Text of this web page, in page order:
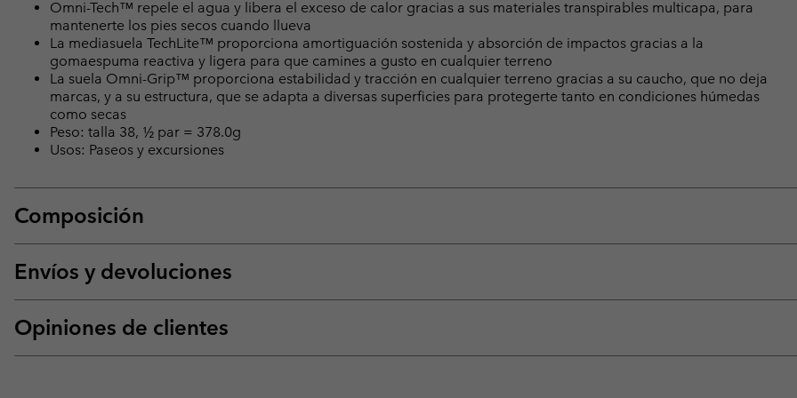
Omni-Tech™ repele el agua y libera el exceso de calor gracias a sus materiales transpirables multicapa, para
mantenerte los pies secos cuando llueva
La mediasuela TechLite™ proporciona amortiguación sostenida y absorción de impactos gracias a la
gomaespuma reactiva y ligera para que camines a gusto en cualquier terreno
La suela Omni-Grip™ proporciona estabilidad y tracción en cualquier terreno gracias a su caucho, que no deja
marcas, y a su estructura, que se adapta a diversas superficies para protegerte tanto en condiciones húmedas
como secas
Peso: talla 38, ½ par = 378.0g
Usos: Paseos y excursiones
Composición
Envíos y devoluciones
Opiniones de clientes